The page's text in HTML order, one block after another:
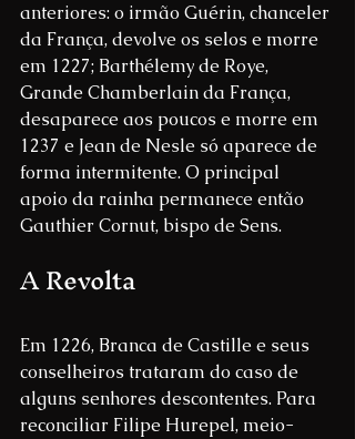
anteriores: o irmão Guérin, chanceler
da França, devolve os selos e morre
em 1227; Barthélemy de Roye,
Grande Chamberlain da França,
desaparece aos poucos e morre em
1237 e Jean de Nesle só aparece de
forma intermitente. O principal
apoio da rainha permanece então
Gauthier Cornut, bispo de Sens.
A Revolta
Em 1226, Branca de Castille e seus
conselheiros trataram do caso de
alguns senhores descontentes. Para
reconciliar Filipe Hurepel, meio-